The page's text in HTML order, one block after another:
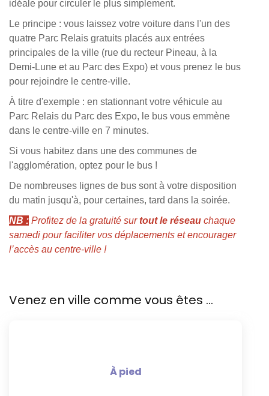
idéale pour circuler le plus simplement.
Le principe : vous laissez votre voiture dans l'un des
quatre Parc Relais gratuits placés aux entrées
principales de la ville (rue du recteur Pineau, à la
Demi-Lune et au Parc des Expo) et vous prenez le bus
pour rejoindre le centre-ville.
À titre d'exemple : en stationnant votre véhicule au
Parc Relais du Parc des Expo, le bus vous emmène
dans le centre-ville en 7 minutes.
Si vous habitez dans une des communes de
l'agglomération, optez pour le bus !
De nombreuses lignes de bus sont à votre disposition
du matin jusqu'à, pour certaines, tard dans la soirée.
NB : Profitez de la gratuité surtout le réseau chaque
samedi pour faciliter vos déplacements et encourager
l’accès au centre-ville !
Venez en ville comme vous êtes ...
À pied